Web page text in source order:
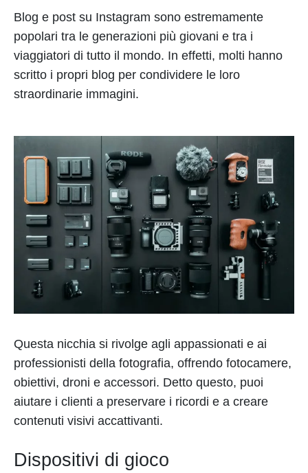
Blog e post su Instagram sono estremamente
popolari tra le generazioni più giovani e tra i
viaggiatori di tutto il mondo. In effetti, molti hanno
scritto i propri blog per condividere le loro
straordinarie immagini.
Questa nicchia si rivolge agli appassionati e ai
professionisti della fotografia, offrendo fotocamere,
obiettivi, droni e accessori. Detto questo, puoi
aiutare i clienti a preservare i ricordi e a creare
contenuti visivi accattivanti.
Dispositivi di gioco